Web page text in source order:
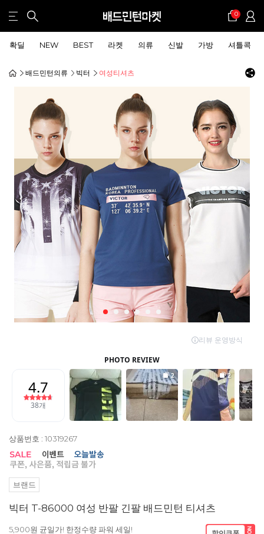
0
확딜 NEW BEST 라켓 의류 신발 가방 셔틀콕
배드민턴의류 빅터 여성티셔츠
상품번호 : 10319267
브랜드
빅터 T-86000 여성 반팔 긴팔 배드민턴 티셔츠
5,900원 균일가! 한정수량 파워 세일!